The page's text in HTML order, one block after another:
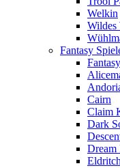
Welkin
Wildes
Fantasy
Cairn
Claim
Dark
Dream